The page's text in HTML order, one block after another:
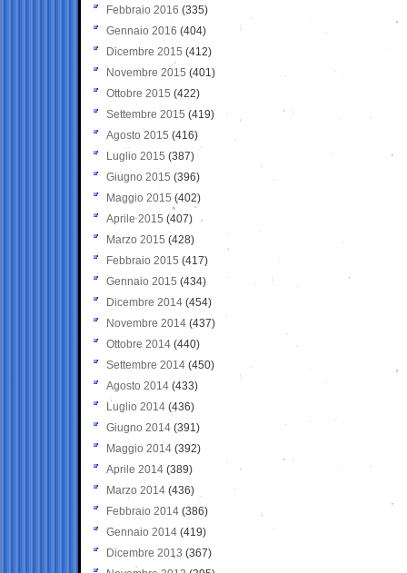
Febbraio 2016 (335)
Gennaio 2016 (404)
Dicembre 2015 (412)
Novembre 2015 (401)
Ottobre 2015 (422)
Settembre 2015 (419)
Agosto 2015 (416)
Luglio 2015 (387)
Giugno 2015 (396)
Maggio 2015 (402)
Aprile 2015 (407)
Marzo 2015 (428)
Febbraio 2015 (417)
Gennaio 2015 (434)
Dicembre 2014 (454)
Novembre 2014 (437)
Ottobre 2014 (440)
Settembre 2014 (450)
Agosto 2014 (433)
Luglio 2014 (436)
Giugno 2014 (391)
Maggio 2014 (392)
Aprile 2014 (389)
Marzo 2014 (436)
Febbraio 2014 (386)
Gennaio 2014 (419)
Dicembre 2013 (367)